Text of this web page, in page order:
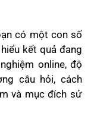
có một con số
kết quả đang
online, độ
câu hỏi, cách
và mục đích sử